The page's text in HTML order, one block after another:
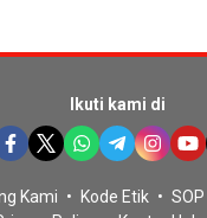
Ikuti kami di
Kami Kode Etik